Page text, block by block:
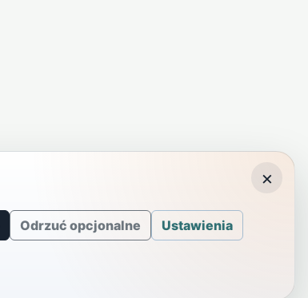
Odrzuć opcjonalne Ustawienia
×